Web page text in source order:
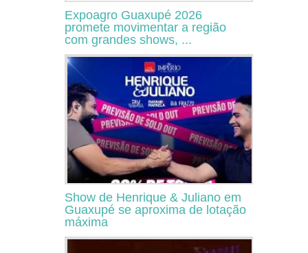
Expoagro Guaxupé 2026
promete movimentar a região
com grandes shows, ...
Show de Henrique & Juliano em
Guaxupé se aproxima de lotação
máxima